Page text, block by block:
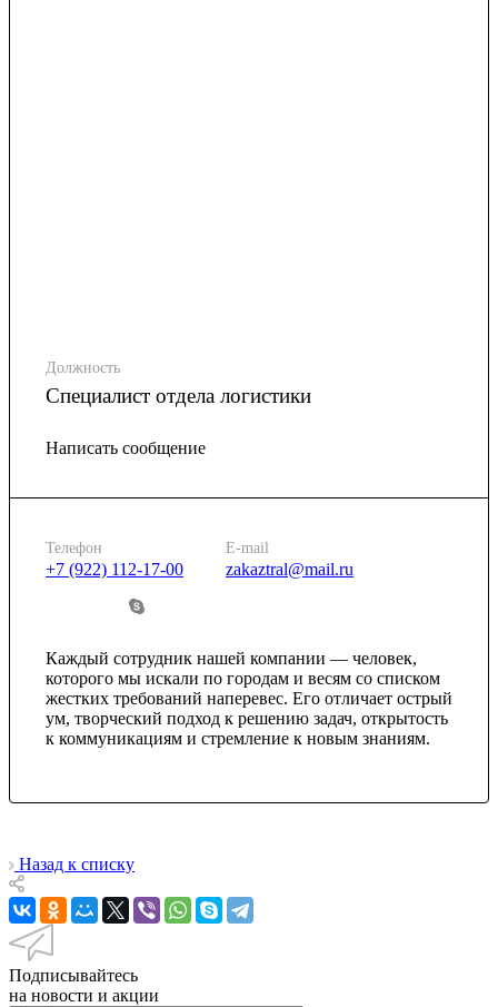
Должность
Специалист отдела логистики
Написать сообщение
Телефон
+7 (922) 112-17-00
E-mail
zakaztral@mail.ru
Каждый сотрудник нашей компании — человек,
которого мы искали по городам и весям со списком
жестких требований наперевес. Его отличает острый
ум, творческий подход к решению задач, открытость
к коммуникациям и стремление к новым знаниям.
Назад к списку
Подписывайтесь
на новости и акции